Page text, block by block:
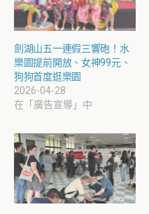
劍湖山五一連假三響砲！水
樂園提前開放、女神99元、
狗狗首度逛樂園
2026-04-28
在「廣告宣導」中